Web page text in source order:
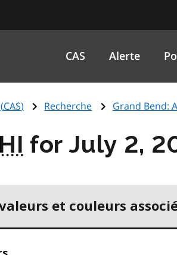
CAS Alerte
CAS) Recherche Grand Bend:
for July 2,
et couleurs